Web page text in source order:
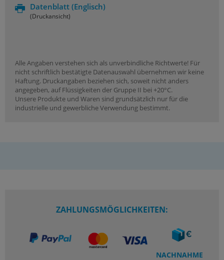
Datenblatt (Englisch)
(Druckansicht)
Alle Angaben verstehen sich als unverbindliche Richtwerte! Für
nicht schriftlich bestätigte Datenauswahl übernehmen wir keine
Haftung. Druckangaben beziehen sich, soweit nicht anders
angegeben, auf Flüssigkeiten der Gruppe II bei +20°C.
Unsere Produkte und Waren sind grundsätzlich nur für die
industrielle und gewerbliche Verwendung bestimmt.
ZAHLUNGSMÖGLICHKEITEN:
NACHNAHME